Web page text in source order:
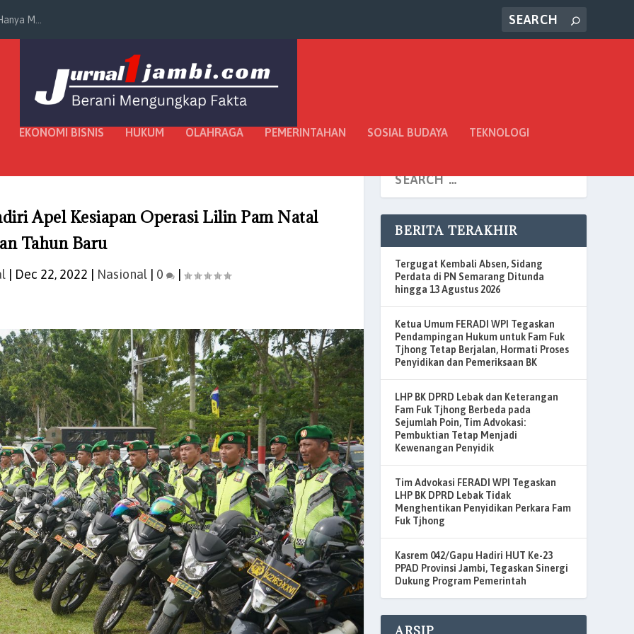
M...
EKONOMI BISNIS HUKUM OLAHRAGA PEMERINTAHAN SOSIAL BUDAYA TEKNOLOGI
Apel Kesiapan Operasi Lilin Pam Natal
Tahun Baru
Dec 22, 2022 Nasional 0 |
BERITA TERAKHIR
Tergugat Kembali Absen, Sidang
Perdata di PN Semarang Ditunda
hingga 13 Agustus 2026
Ketua Umum FERADI WPI Tegaskan
Pendampingan Hukum untuk Fam Fuk
Tjhong Tetap Berjalan, Hormati Proses
Penyidikan dan Pemeriksaan BK
LHP BK DPRD Lebak dan Keterangan
Fam Fuk Tjhong Berbeda pada
Sejumlah Poin, Tim Advokasi:
Pembuktian Tetap Menjadi
Kewenangan Penyidik
Tim Advokasi FERADI WPI Tegaskan
LHP BK DPRD Lebak Tidak
Menghentikan Penyidikan Perkara Fam
Fuk Tjhong
Kasrem 042/Gapu Hadiri HUT Ke-23
PPAD Provinsi Jambi, Tegaskan Sinergi
Dukung Program Pemerintah